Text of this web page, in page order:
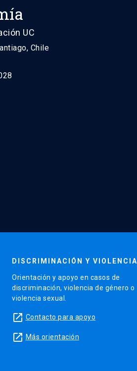
UC
Chile
DISCRIMINACIÓN Y VIOLENCIA
Orientación y apoyo en casos de
discriminación, violencia de género o
violencia sexual.
launch Contacto para apoyo
launch Más orientación